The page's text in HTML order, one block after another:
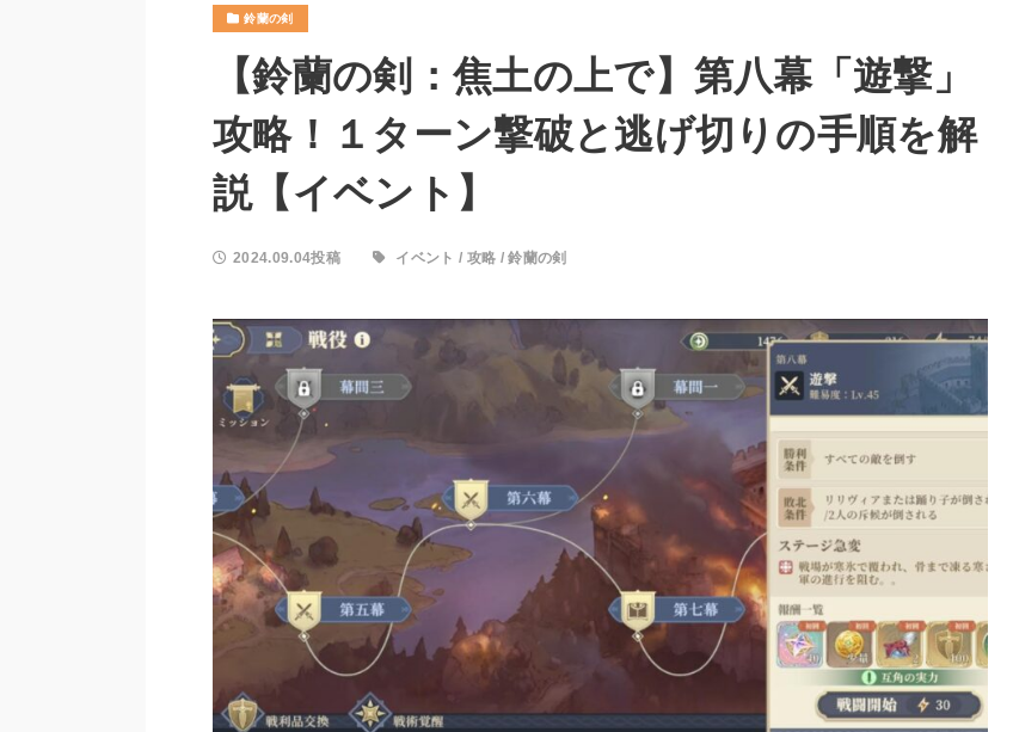
鈴蘭の剣
【鈴蘭の剣：焦土の上で】第八幕「遊撃」
攻略！１ターン撃破と逃げ切りの手順を解
説【イベント】
2024.09.04投稿 イベント / 攻略 /鈴蘭の剣